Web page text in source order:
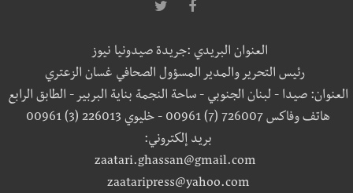
العنوان البريدي :جريدة صيدونيا نيوز
رئيس التحرير والمدير المسؤول الصحافي غسان الزعتري
العنوان: صيدا - لبنان الجنوبي - ساحة النجمة بناية البربير - الطابق الرابع
هاتف وفاكس 726007 (7) 00961 - خليوي 226013 (3) 00961
بريد إلكتروني:
zaatari.ghassan@gmail.com
zaataripress@yahoo.com